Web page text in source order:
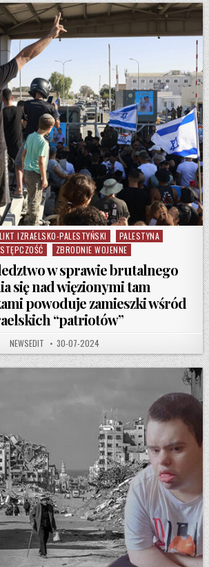
IZRAELSKO-PALESTYŃSKI
PALESTYNA
ZBRODNIE WOJENNE
w sprawie brutalnego
się nad więzionymi tam
powoduje zamieszki wśród
“patriotów”
AUTHOR:
NEWSEDIT PUBLISHED DATE:
30-07-2024